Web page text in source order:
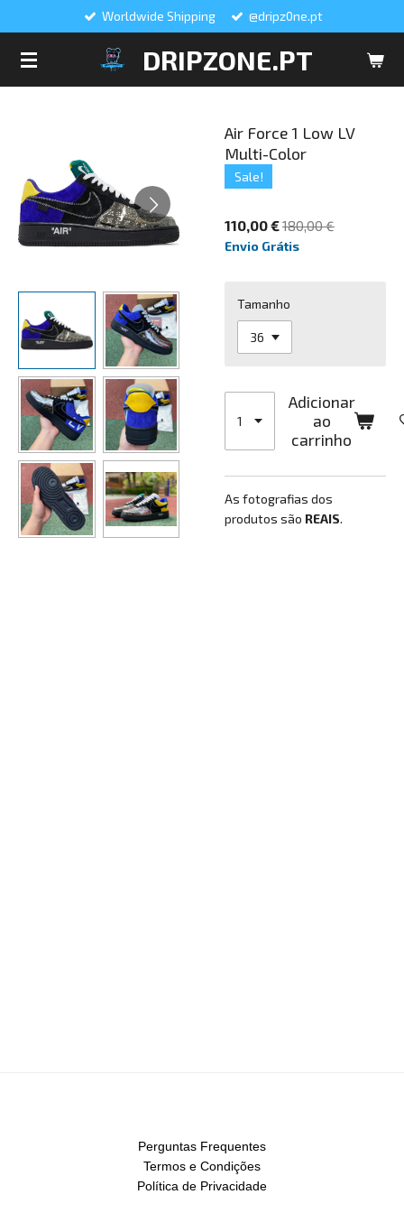
DRIPZONE.PT
Worldwide Shipping @dripz0ne.pt
Air Force 1 Low LV
Multi-Color
Sale!
110,00 €180,00 €
Envio Grátis
Tamanho
Adicionar
ao
carrinho
As fotografias dos
produtos são REAIS.
Perguntas Frequentes
Termos e Condições
Política de Privacidade